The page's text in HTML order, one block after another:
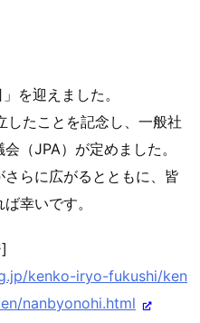
を迎えました。
たことを記念し、一般社
（JPA）が定めました。
らに広がるとともに、皆
幸いです。
p/kenko-iryo-fukushi/ken
nanbyonohi.html